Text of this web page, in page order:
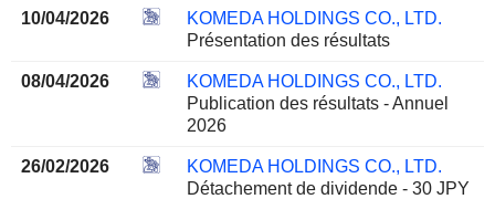
10/04/2026
KOMEDA HOLDINGS CO., LTD.
Présentation des résultats
08/04/2026
KOMEDA HOLDINGS CO., LTD.
Publication des résultats - Annuel
2026
26/02/2026
KOMEDA HOLDINGS CO., LTD.
Détachement de dividende - 30 JPY